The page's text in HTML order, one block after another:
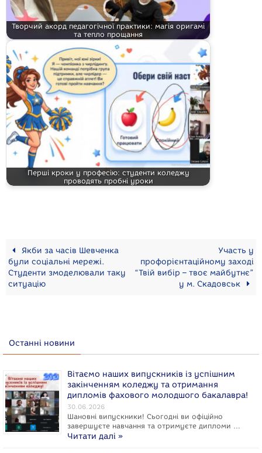
Творчий акорд педагогічної практики: магія оригамі
та тепло прощання
Перші кроки у професію: студенти коледжу
проводять пробні уроки
Якби за часів Шевченка
були соціальні мережі.
Студенти змоделювали таку
ситуацію
Участь у
профорієнтаційному заході
“Твій вибір – твоє майбутнє”
у м. Скадовськ
Останні новини
Вітаємо наших випускників із успішним
закінченням коледжу та отримання
дипломів фахового молодшого бакалавра!
30.06.2026
Шановні випускники! Сьогодні ви офіційно
завершуєте навчання та отримуєте дипломи …
Читати далі »